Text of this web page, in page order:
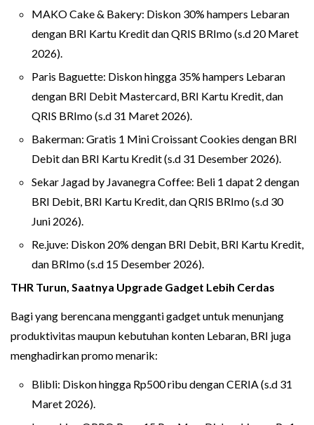
MAKO Cake & Bakery: Diskon 30% hampers Lebaran
dengan BRI Kartu Kredit dan QRIS BRImo (s.d 20 Maret
2026).
Paris Baguette: Diskon hingga 35% hampers Lebaran
dengan BRI Debit Mastercard, BRI Kartu Kredit, dan
QRIS BRImo (s.d 31 Maret 2026).
Bakerman: Gratis 1 Mini Croissant Cookies dengan BRI
Debit dan BRI Kartu Kredit (s.d 31 Desember 2026).
Sekar Jagad by Javanegra Coffee: Beli 1 dapat 2 dengan
BRI Debit, BRI Kartu Kredit, dan QRIS BRImo (s.d 30
Juni 2026).
Re.juve: Diskon 20% dengan BRI Debit, BRI Kartu Kredit,
dan BRImo (s.d 15 Desember 2026).
THR Turun, Saatnya Upgrade Gadget Lebih Cerdas
Bagi yang berencana mengganti gadget untuk menunjang
produktivitas maupun kebutuhan konten Lebaran, BRI juga
menghadirkan promo menarik:
Blibli: Diskon hingga Rp500 ribu dengan CERIA (s.d 31
Maret 2026).